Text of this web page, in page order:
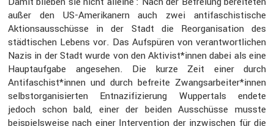
außer den US-Ameri­ka­nern auch zwei antifa­schis­ti­sche
Aktions­aus­schüsse in der Stadt die Reorga­ni­sa­tion des
städti­schen Lebens vor. Das Aufspüren von verant­wort­li­chen
Nazis in der Stadt wurde von den Aktivist*innen dabei als eine
Haupt­auf­gabe angesehen. Die kurze Zeit einer durch
Antifaschist*innen und durch befreite Zwangsarbeiter*innen
selbst­or­ga­ni­sierten Entna­zi­fi­zie­rung Wupper­tals endete
jedoch schon bald, einer der beiden Ausschüsse musste
beispiels­weise nach einer Inter­ven­tion der inzwi­schen für die